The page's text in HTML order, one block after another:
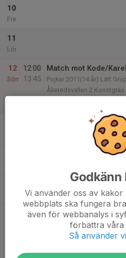
10
Fre
11
Lör
12
Sön
12:00
13:45
Match mot Kode/
Pojkar 2011(14 år) Lätt
Åkeredsvallen 2 Konstgräs
Godkänn
Vi använder oss av
webbplats ska fungera
även för webbanalys i
förbättra våra
Så använder